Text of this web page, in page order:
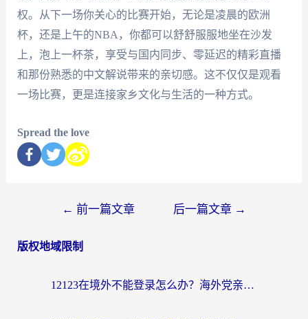
权。从下一场你关心的比赛开始，无论是凌晨的欧洲
杯，还是上午的NBA，你都可以舒舒服服地坐在沙发
上，泡上一杯茶，享受与国内同步、零延迟的精彩直播
和那份熟悉的中文解说带来的亲切感。这不仅仅是观看
一场比赛，更是连接家乡文化与生活的一种方式。
Spread the love
← 前一篇文章 后一篇文章 →
版权地域限制
12123在境外不能登录怎么办？海外党亲测有效的回国加速方案